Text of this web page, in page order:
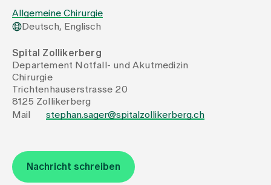
Team
Zuweisende
Events
Allgemeine Chirurgie
Deutsch, Englisch
Spital Zollikerberg
Departement Notfall- und Akutmedizin
Chirurgie
Trichtenhauserstrasse 20
8125 Zollikerberg
Mail
stephan.sager@spitalzollikerberg.ch
Nachricht schreiben